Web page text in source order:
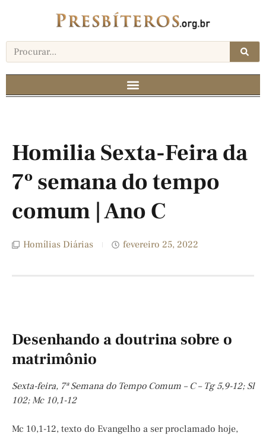
Homilia Sexta-Feira da
7º semana do tempo
comum | Ano C
Homílias Diárias fevereiro 25, 2022
Desenhando a doutrina sobre o
matrimônio
Sexta-feira, 7ª Semana do Tempo Comum – C – Tg 5,9-12; Sl
102; Mc 10,1-12
Mc 10,1-12, texto do Evangelho a ser proclamado hoje,